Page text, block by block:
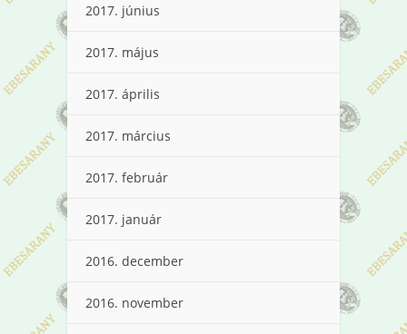
2017. június
2017. május
2017. április
2017. március
2017. február
2017. január
2016. december
2016. november